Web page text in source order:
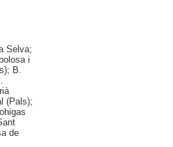
Selva;
i
B.
(Pals);
de